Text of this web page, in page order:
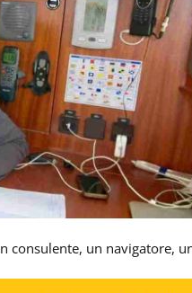
consulente, un navigatore,